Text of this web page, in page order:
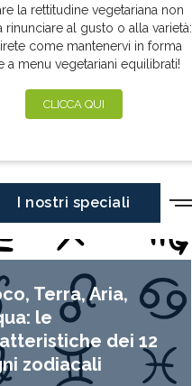
la rettitudine vegetariana non
rinunciare al gusto o alla varietà:
come mantenervi in forma
a menu vegetariani equilibrati!
CLICCA QUI
I nostri speciali
Terra, Aria,
le
dei 12
zodiacali